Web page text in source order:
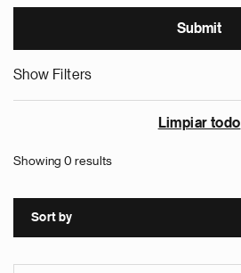
Show Filters
Limpiar todo
Showing 0 results
Sort by